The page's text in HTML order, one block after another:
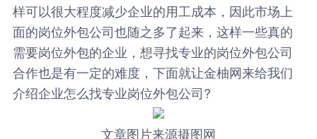
样可以很大程度减少企业的用工成本，因此市场上
面的岗位外包公司也随之多了起来，这样一些真的
需要岗位外包的企业，想寻找专业的岗位外包公司
合作也是有一定的难度，下面就让金柚网来给我们
介绍企业怎么找专业岗位外包公司?
文章图片来源摄图网